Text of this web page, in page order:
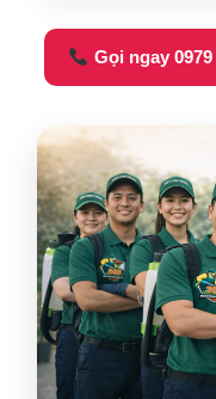
Gọi ngay 0979